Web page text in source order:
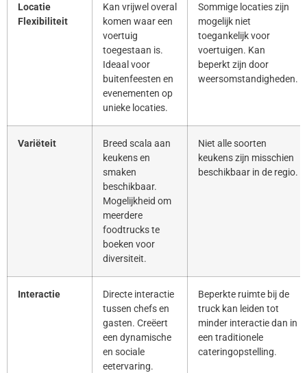
Locatie
Flexibiliteit
Kan vrijwel overal
komen waar een
voertuig
toegestaan is.
Ideaal voor
buitenfeesten en
evenementen op
unieke locaties.
Sommige locaties zijn
mogelijk niet
toegankelijk voor
voertuigen. Kan
beperkt zijn door
weersomstandigheden.
Variëteit
Breed scala aan
keukens en
smaken
beschikbaar.
Mogelijkheid om
meerdere
foodtrucks te
boeken voor
diversiteit.
Niet alle soorten
keukens zijn misschien
beschikbaar in de regio.
Interactie
Directe interactie
tussen chefs en
gasten. Creëert
een dynamische
en sociale
eetervaring.
Beperkte ruimte bij de
truck kan leiden tot
minder interactie dan in
een traditionele
cateringopstelling.